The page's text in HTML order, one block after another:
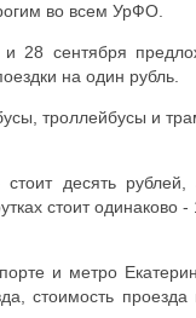
во всем УрФО.
и 28 сентября
на один рубль.
троллейбусы и
стоит десять
стоит
и метро
стоимость